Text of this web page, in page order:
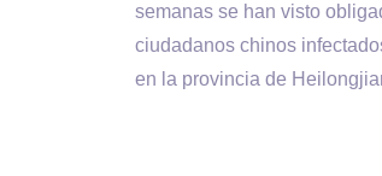
semanas se han visto
ciudadanos chinos
en la provincia de